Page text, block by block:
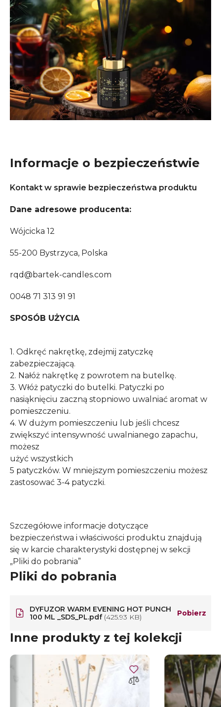
Informacje o bezpieczeństwie
Kontakt w sprawie bezpieczeństwa produktu
Dane adresowe producenta:
Wójcicka 12
55-200 Bystrzyca, Polska
rqd@bartek-candles.com
0048 71 313 91 91
SPOSÓB UŻYCIA
1. Odkręć nakrętkę, zdejmij zatyczkę
zabezpieczającą.
2. Nałóż nakrętkę z powrotem na butelkę.
3. Włóż patyczki do butelki. Patyczki po
nasiąknięciu zaczną stopniowo uwalniać aromat w
pomieszczeniu.
4. W dużym pomieszczeniu lub jeśli chcesz
zwiększyć intensywność uwalnianego zapachu,
możesz
użyć wszystkich
5 patyczków. W mniejszym pomieszczeniu możesz
zastosować 3-4 patyczki.
Szczegółowe informacje dotyczące
bezpieczeństwa i właściwości produktu znajdują
się w karcie charakterystyki dostępnej w sekcji
„Pliki do pobrania”
Pliki do pobrania
DYFUZOR WARM EVENING HOT PUNCH
100 ML _SDS_PL.pdf (425.93 KB) Pobierz
Inne produkty z tej kolekcji